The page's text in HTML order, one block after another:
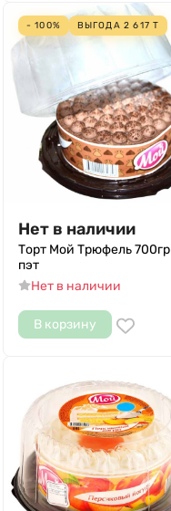
- 100% ВЫГОДА 2 617 Т
Нет в наличии
Торт Мой Трюфель 700гр
пэт
Нет в наличии
В корзину